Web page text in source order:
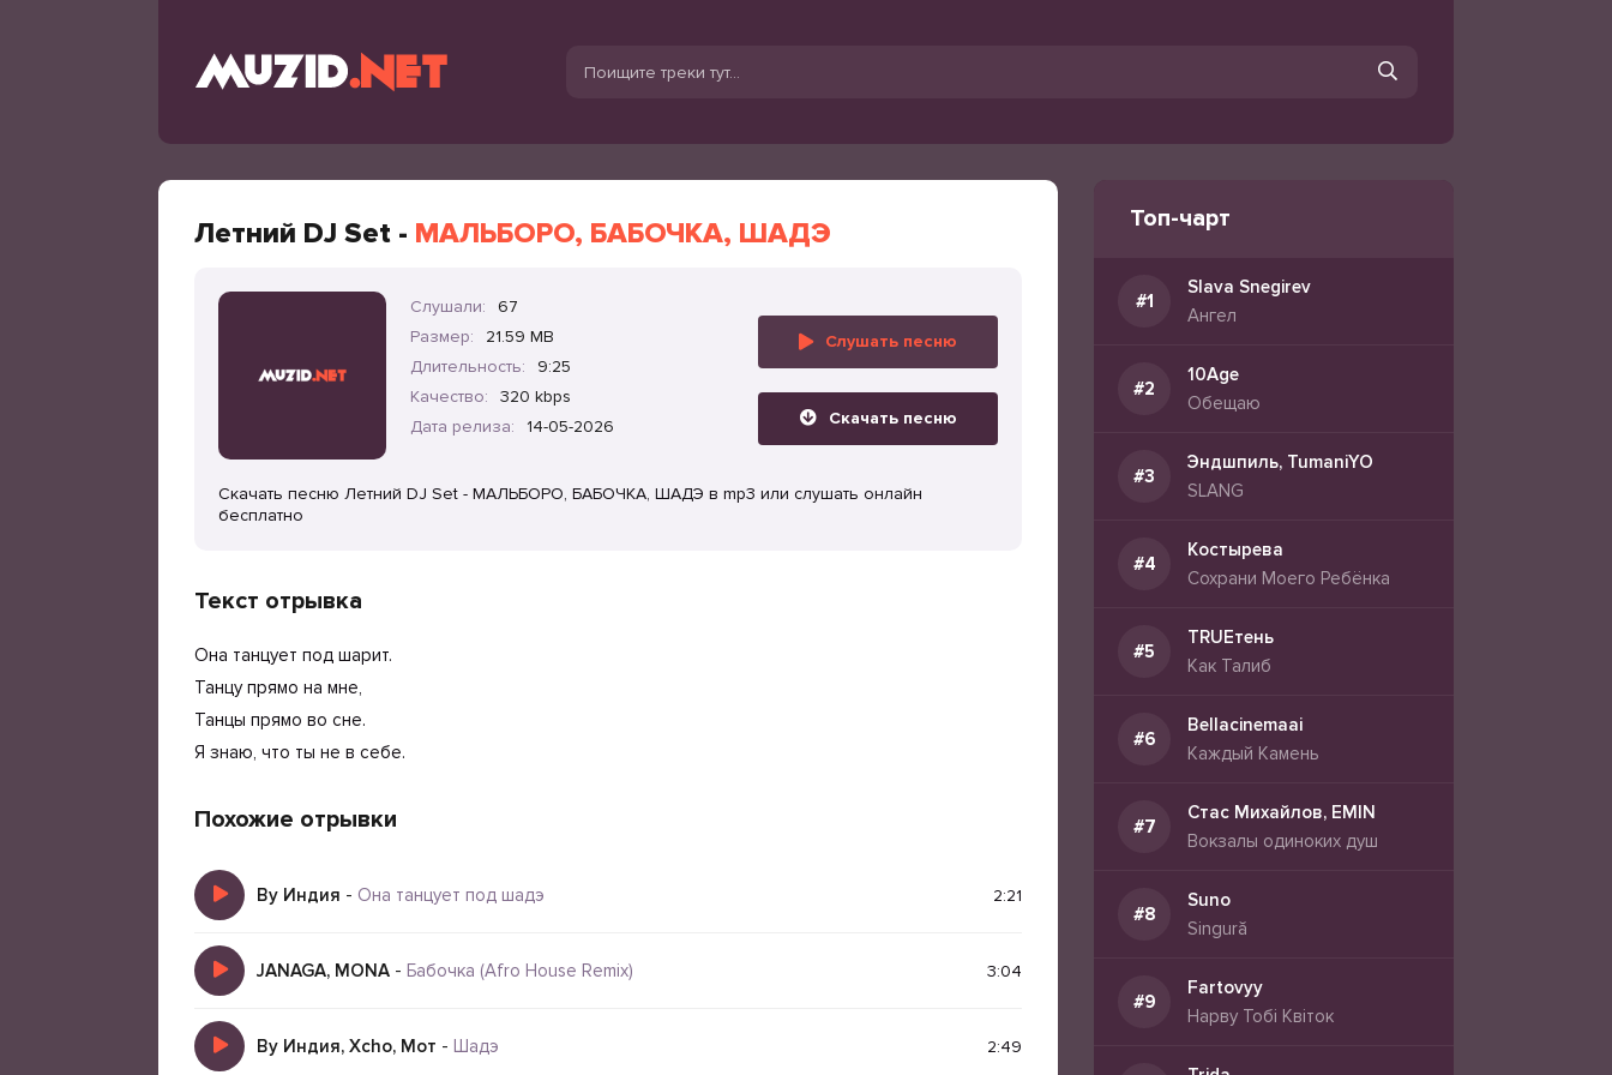
Летний DJ Set - МАЛЬБОРО, БАБОЧКА, ШАДЭ
Слушали:
67
Размер:
21.59 MB
Длительность:
9:25
Качество:
320 kbps
Дата релиза:
14-05-2026
Слушать песню
Скачать песню
Скачать песню Летний DJ Set - МАЛЬБОРО, БАБОЧКА, ШАДЭ в mp3 или слушать онлайн
бесплатно
Текст отрывка
Она танцует под шарит.
Танцу прямо на мне,
Танцы прямо во сне.
Я знаю, что ты не в себе.
Похожие отрывки
By Индия - Она танцует под шадэ 2:21
JANAGA, MONA - Бабочка (Afro House Remix) 3:04
By Индия, Xcho, Мот - Шадэ 2:49
Топ-чарт
Slava Snegirev
Ангел
10Age
Обещаю
Эндшпиль, TumaniYO
SLANG
Костырева
Сохрани Моего Ребёнка
TRUEтень
Как Талиб
Bellacinemaai
Каждый Камень
Стас Михайлов, EMIN
Вокзалы одиноких душ
Suno
Singură
Fartovyy
Нарву Тобі Квіток